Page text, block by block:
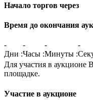
Начало торгов через
Время до окончания
-
Дни :
-
Часы :
-
Минуты :
-
Для участия в аукционе
площадке.
Участие в аукционе